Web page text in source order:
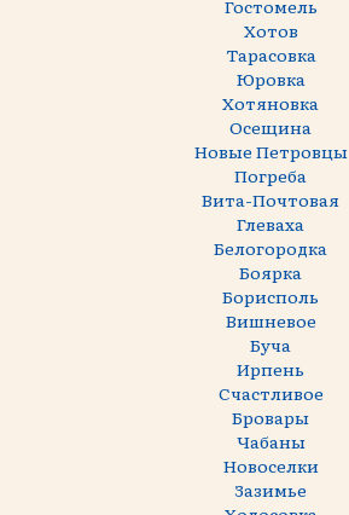
Гостомель
Хотов
Тарасовка
Юровка
Хотяновка
Осещина
Новые Петровцы
Погреба
Вита-Почтовая
Глеваха
Белогородка
Боярка
Борисполь
Вишневое
Буча
Ирпень
Счастливое
Бровары
Чабаны
Новоселки
Зазимье